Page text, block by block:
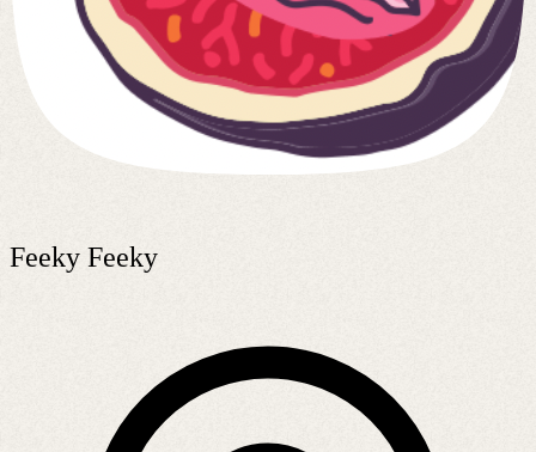
Feeky Feeky